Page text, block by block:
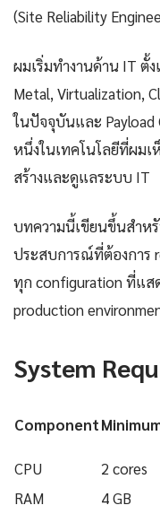
(Site Reliability
ผมเริ่มทำงานด้าน IT ตั้
Metal, Virtualization,
ในปัจจุบันและ Payload
หนึ่งในเทคโนโลยีที่ผมเ
สร้างและดูแลระบบ IT
บทความนี้เขียนขึ้นสำห
ประสบการณ์ที่ต้องการ
ทุก configuration ที่แส
production
System
Component
CPU
2 cores
RAM
4 GB